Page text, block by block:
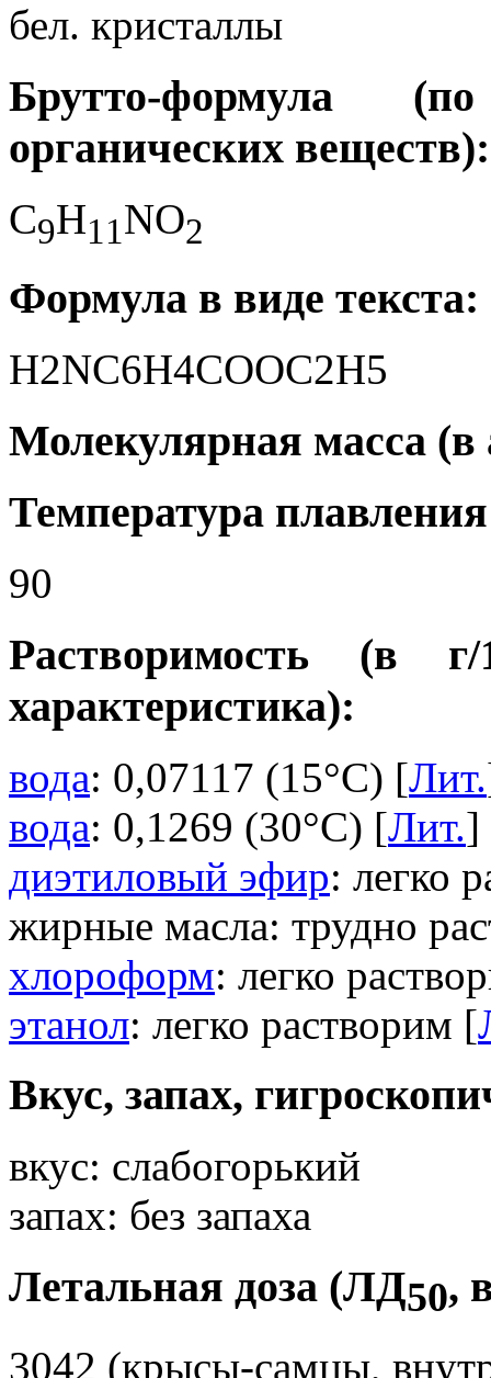
бел. кристаллы
Брутто-формула
органических веществ):
C9H1 1NO2
Формула в виде текста:
H2NC6H4COOC2H5
Молекулярная масса (в
Температура
90
Растворимость (в
характеристика):
вода: 0,07117 (15°C) [Лит.
вода: 0,1269 (30°C) [Лит.]
диэтиловый эфир: легко
жирные масла: трудно
хлороформ: легко
этанол: легко растворим [
Вкус, запах,
вкус: слабогорький
запах: без запаха
Летальная доза (ЛД50,
3042 (крысы-самцы,